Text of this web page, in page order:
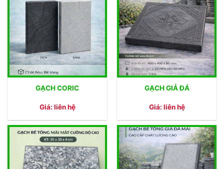
GẠCH CORIC
Giá: liên hệ
GẠCH GIẢ ĐÁ
Giá: liên hệ